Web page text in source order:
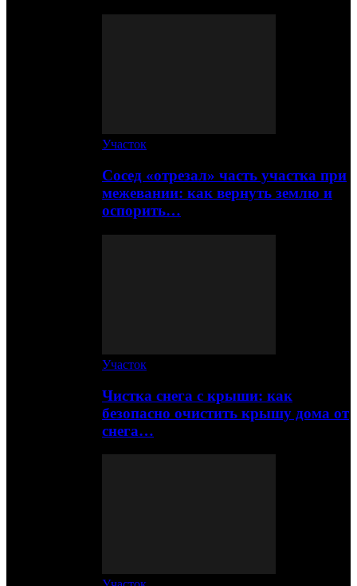
Участок
Сосед «отрезал» часть участка при
межевании: как вернуть землю и
оспорить…
Участок
Чистка снега с крыши: как
безопасно очистить крышу дома от
снега…